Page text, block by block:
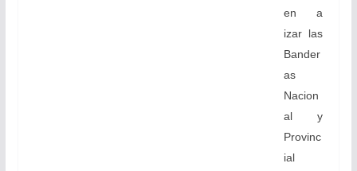
en a
izar las
Bander
as
Nacion
al y
Provinc
ial